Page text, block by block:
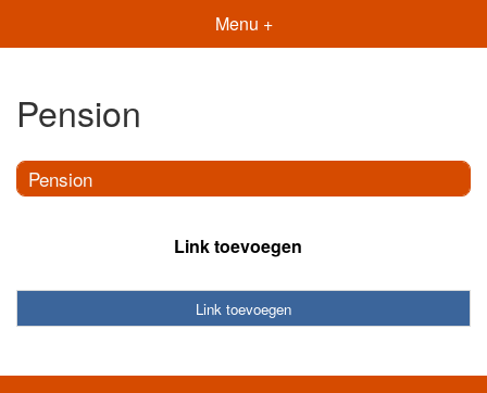
Menu +
Pension
Pension
Link toevoegen
Link toevoegen